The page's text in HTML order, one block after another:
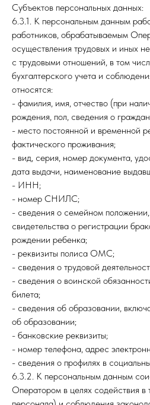
Субъектов персональных данных:
6.3.1. К персональным данным
работников, обрабатываемым
осуществления трудовых и иных
с трудовыми отношений, в том
бухгалтерского учета и
относятся:
- фамилия, имя, отчество (при
рождения, пол, сведения о
- место постоянной и временной
фактического проживания;
- вид, серия, номер документа,
дата выдачи, наименование
- ИНН;
- номер СНИЛС;
- сведения о семейном
свидетельства о регистрации
рождении ребенка;
- реквизиты полиса ОМС;
- сведения о трудовой
- сведения о воинской
билета;
- сведения об образовании,
об образовании;
- банковские реквизиты;
- номер телефона, адрес
- сведения о профилях в
6.3.2. К персональным данным
Оператором в целях содействия в